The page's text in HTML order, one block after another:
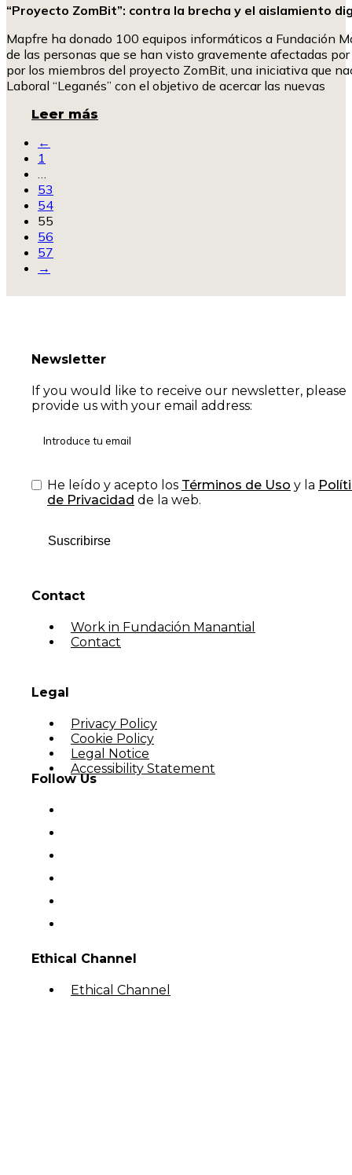
“Proyecto ZomBit”: contra la brecha y el aislamiento
Mapfre ha donado 100 equipos informáticos a Fundación
de las personas que se han visto gravemente afectadas
por los miembros del proyecto ZomBit, una iniciativa que
Laboral “Leganés” con el objetivo de acercar las nuevas
Leer más
←
1
53
54
55
56
57
→
Newsletter
If you would like to receive our newsletter, please
provide us with your email address:
He leído y acepto los Términos de Uso y la
de Privacidad de la web.
Suscribirse
Contact
Work in Fundación Manantial
Contact
Legal
Privacy Policy
Cookie Policy
Legal Notice
Accessibility Statement
Follow Us
Ethical Channel
Ethical Channel